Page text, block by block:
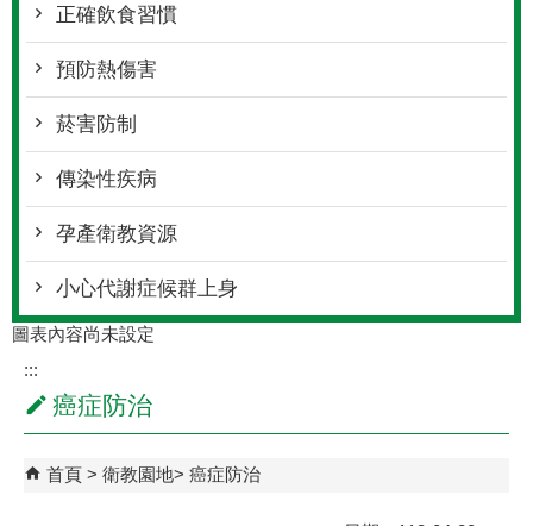
正確飲食習慣
預防熱傷害
菸害防制
傳染性疾病
孕產衛教資源
小心代謝症候群上身
圖表內容尚未設定
:::
癌症防治
首頁 衛教園地 癌症防治